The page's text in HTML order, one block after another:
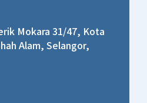
Mokara 31/47, Kota
Alam, Selangor,